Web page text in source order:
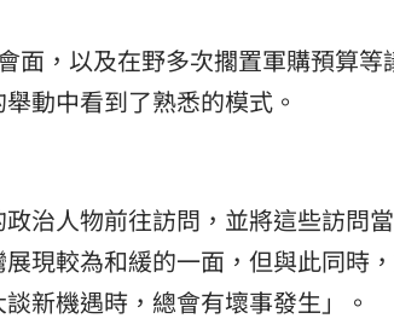
面，以及在野多次擱置軍購預算等
動中看到了熟悉的模式。
治人物前往訪問，並將這些訪問
現較為和緩的一面，但與此同時
新機遇時，總會有壞事發生」。